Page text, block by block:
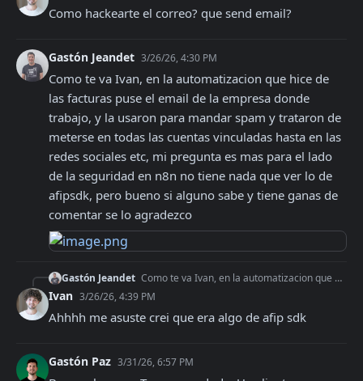
Como hackearte el correo? que send email?
Gastón Jeandet 3/26/26, 4:30 PM
Como te va Ivan, en la automatizacion que hice de
las facturas puse el email de la empresa donde
trabajo, y la usaron para mandar spam y trataron de
meterse en todas las cuentas vinculadas hasta en las
redes sociales etc, mi pregunta es mas para el lado
de la seguridad en n8n no tiene nada que ver lo de
afipsdk, pero bueno si alguno sabe y tiene ganas de
comentar se lo agradezco
Gastón Jeandet Como te va Ivan, en la automatizacion que hice de las facturas puse el email de la empresa donde trabajo, y la usaron para mandar spam y trataron de meterse en
Ivan 3/26/26, 4:39 PM
Ahhhh me asuste crei que era algo de afip sdk
Gastón Paz 3/31/26, 6:57 PM